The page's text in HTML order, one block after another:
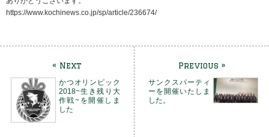
https://www.kochinews.co.jp/sp/article/236674/
« Next
かつオリンピック
2018~生き残り大
作戦~を開催しま
した
Previous »
サンクスパーティ
ーを開催いたしま
した。